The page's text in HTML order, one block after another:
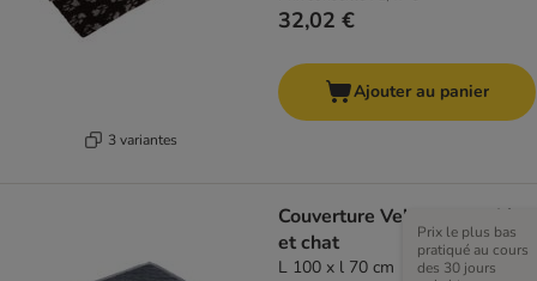
3 variantes
32,02 €
Ajouter au panier
Couverture Velvet pour chien
et chat
L 100 x l 70 cm
Prix le plus bas
pratiqué au cours
des 30 jours